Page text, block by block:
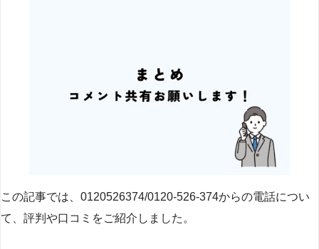
この記事では、0120526374/0120-526-374からの電話につい
て、評判や口コミをご紹介しました。